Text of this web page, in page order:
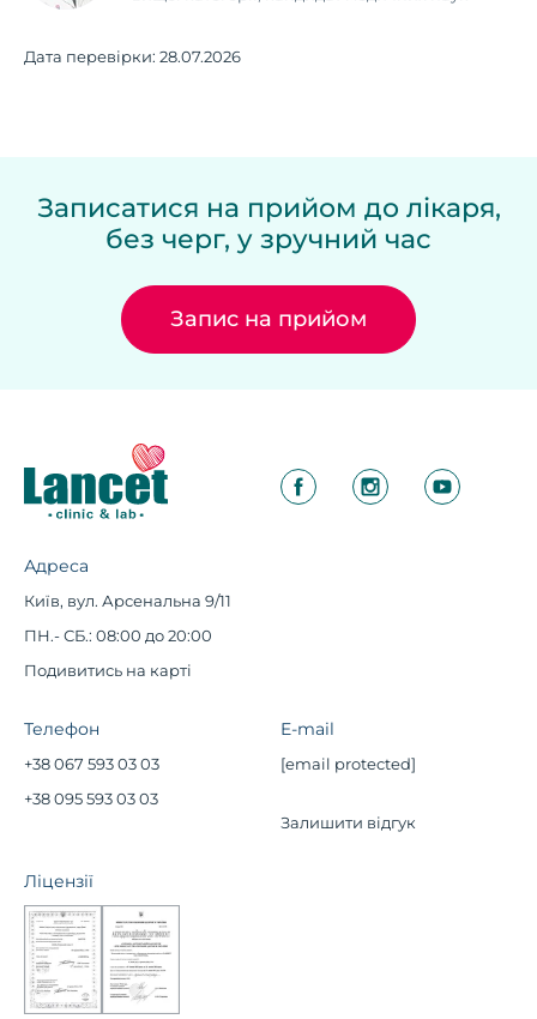
Дата перевірки: 28.07.2026
Записатися на прийом до лікаря,
без черг, у зручний час
Запис на прийом
Адреса
Київ, вул. Арсенальна 9/11
ПН.- СБ.: 08:00 до 20:00
Подивитись на карті
Телефон
+38 067 593 03 03
+38 095 593 03 03
E-mail
[email protected]
Залишити відгук
Ліцензії